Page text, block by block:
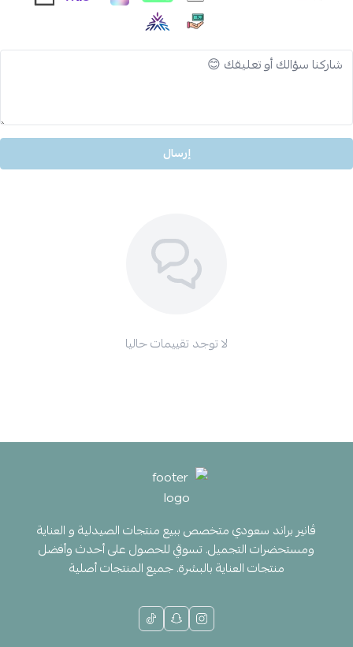
إرسال
لا توجد تقييمات حاليا
ڤانير براند سعودي متخصص ببيع منتجات الصيدلية و العناية
ومستحضرات التجميل. تسوقي للحصول على أحدث وأفضل
منتجات العناية بالبشرة. جميع المنتجات أصلية